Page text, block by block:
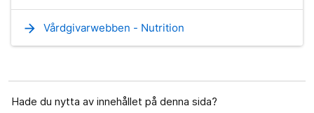
arrow_forward Vårdgivarwebben - Nutrition
Hade du nytta av innehållet på denna sida?